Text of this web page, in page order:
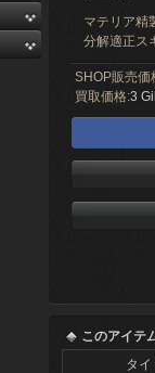
マテリア精
分解適正ス
SHOP販売価
買取価格:3 Gil
このアイテ
タイ